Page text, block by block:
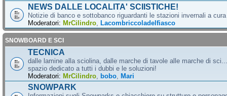
NEWS DALLE LOCALITA' SCIISTICHE!
Notizie di banco e sottobanco riguardanti le stazioni invernali a
Moderatori: MrCilindro Lacombriccoladelfiasco
SNOWBOARD E SCI
TECNICA
dalle lamine alla sciolina, dalle marche di tavole alle marche di
spazio dedicato a tutti i dubbi e le soluzioni!
Moderatori: MrCilindro bobo Mari
SNOWPARK